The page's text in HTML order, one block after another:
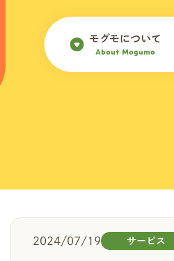
モグモについて
About Mogumo
2024/07/19 サービス